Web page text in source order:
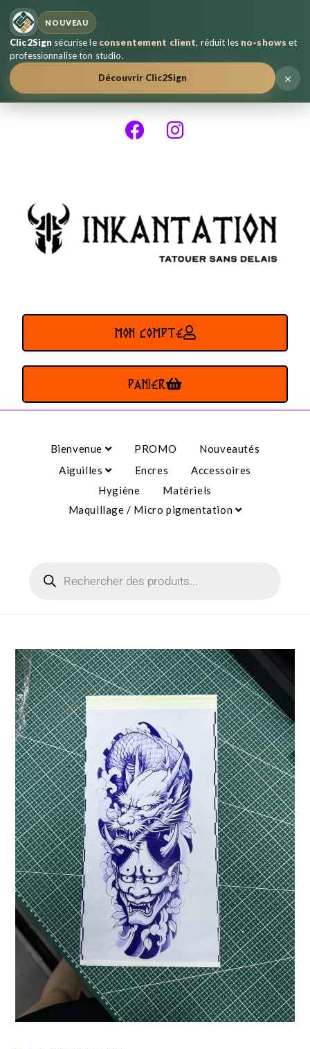
NOUVEAU
Clic2Sign sécurise le consentement client, réduit les no-shows et
professionnalise ton studio.
Découvrir Clic2Sign
×
MON COMPTE
PANIER
Bienvenue PROMO
Nouveautés
Aiguilles
Encres
Accessoires
Hygiène
Matériels
Maquillage / Micro pigmentation